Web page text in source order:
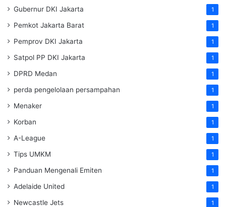
Gubernur DKI Jakarta 1
Pemkot Jakarta Barat 1
Pemprov DKI Jakarta 1
Satpol PP DKI Jakarta 1
DPRD Medan 1
perda pengelolaan persampahan 1
Menaker 1
Korban 1
A-League 1
Tips UMKM 1
Panduan Mengenali Emiten 1
Adelaide United 1
Newcastle Jets 1